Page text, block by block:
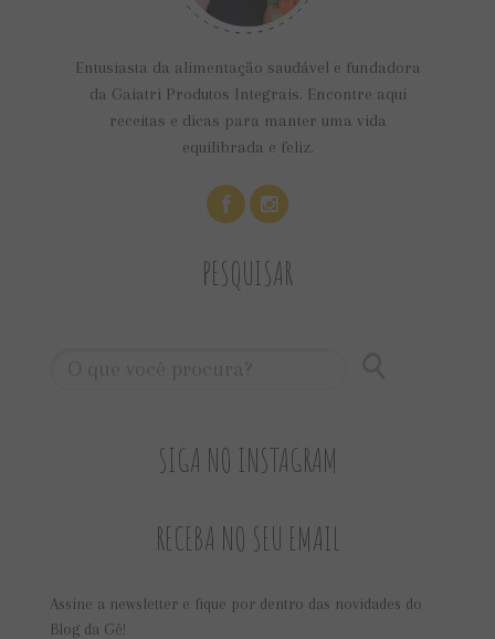
Entusiasta da alimentação saudável e fundadora
da Gaiatri Produtos Integrais. Encontre aqui
receitas e dicas para manter uma vida
equilibrada e feliz.
PESQUISAR
SIGA NO INSTAGRAM
RECEBA NO SEU EMAIL
Assine a newsletter e fique por dentro das novidades do
Blog da Gê!